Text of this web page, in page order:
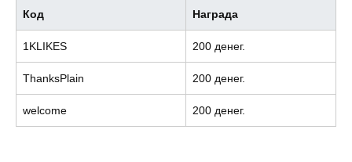
Код Награда
1KLIKES 200 денег.
ThanksPlain 200 денег.
welcome 200 денег.